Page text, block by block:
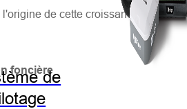
de
de cette croissance seront
foncière